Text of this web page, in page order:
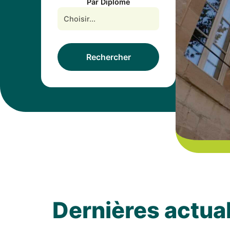
Par Diplôme
Rechercher
Dernières